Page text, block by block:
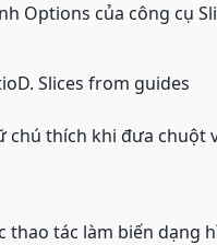
Options của công cụ
D. Slices from guides
chú thích khi đưa chuột
thao tác làm biến dạng